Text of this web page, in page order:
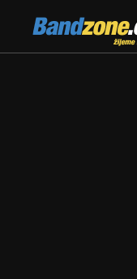
Bandzone.cz
žijeme hudbou